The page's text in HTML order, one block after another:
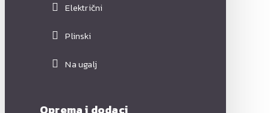
Električni
Plinski
Na ugalj
Oprema i dodaci